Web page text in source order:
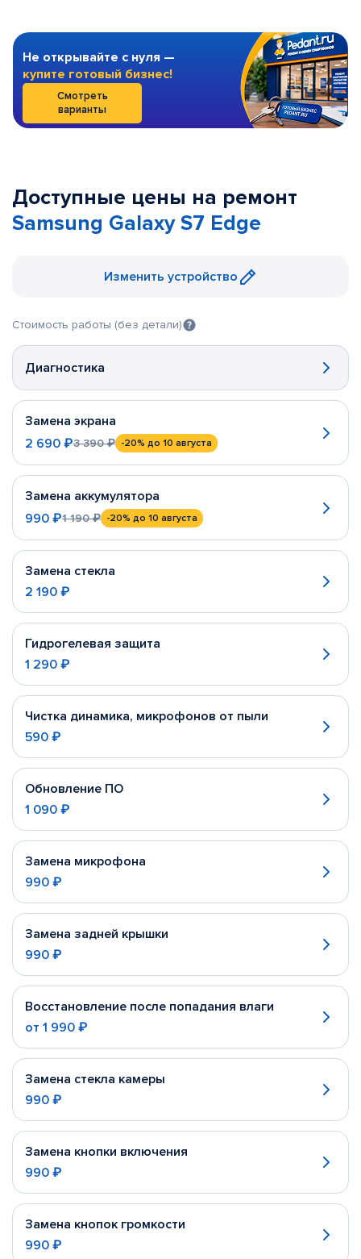
Не открывайте с нуля —
купите готовый бизнес!
Смотреть
варианты
Доступные цены на ремонт
Samsung Galaxy S7 Edge
Изменить устройство
Стоимость работы (без детали)
Диагностика
Замена экрана
2 690 ₽3 390 ₽ -20% до 10 августа
Замена аккумулятора
990 ₽1 190 ₽ -20% до 10 августа
Замена стекла
2 190 ₽
Гидрогелевая защита
1 290 ₽
Чистка динамика, микрофонов от пыли
590 ₽
Обновление ПО
1 090 ₽
Замена микрофона
990 ₽
Замена задней крышки
990 ₽
Восстановление после попадания влаги
от 1 990 ₽
Замена стекла камеры
990 ₽
Замена кнопки включения
990 ₽
Замена кнопок громкости
990 ₽